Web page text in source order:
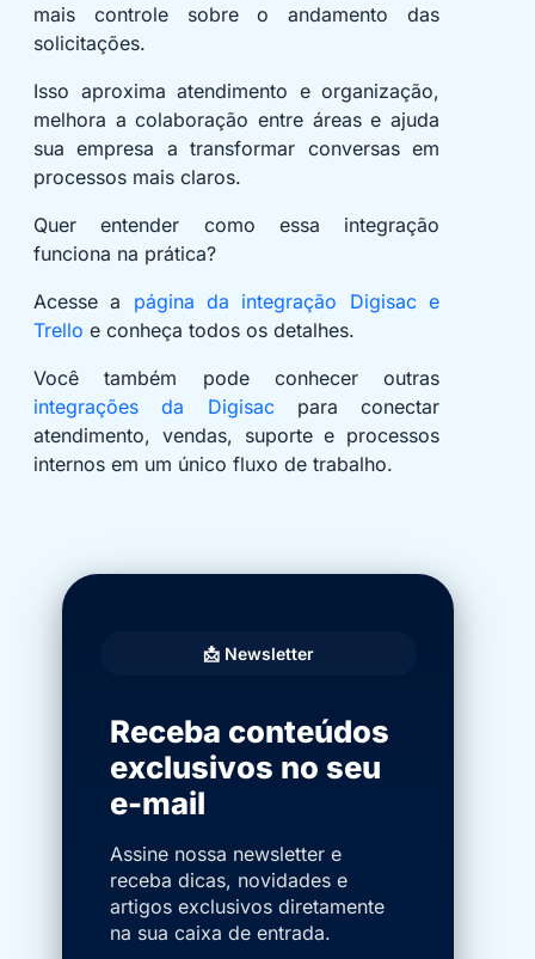
mais controle sobre o andamento das
solicitações.
Isso aproxima atendimento e organização,
melhora a colaboração entre áreas e ajuda
sua empresa a transformar conversas em
processos mais claros.
Quer entender como essa integração
funciona na prática?
Acesse a página da integração Digisac e
Trello e conheça todos os detalhes.
Você também pode conhecer outras
integrações da Digisacpara conectar
atendimento, vendas, suporte e processos
internos em um único fluxo de trabalho.
📩 Newsletter
Receba conteúdos
exclusivos no seu
e-mail
Assine nossa newsletter e
receba dicas, novidades e
artigos exclusivos diretamente
na sua caixa de entrada.